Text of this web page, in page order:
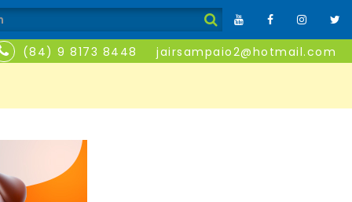
(84) 9 8173 8448 jairsampaio2@hotmail.com